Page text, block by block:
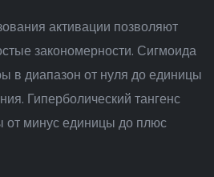
активации позволяют
закономерности. Сигмоида
в диапазон от нуля до единицы
Гиперболический тангенс
от минус единицы до плюс